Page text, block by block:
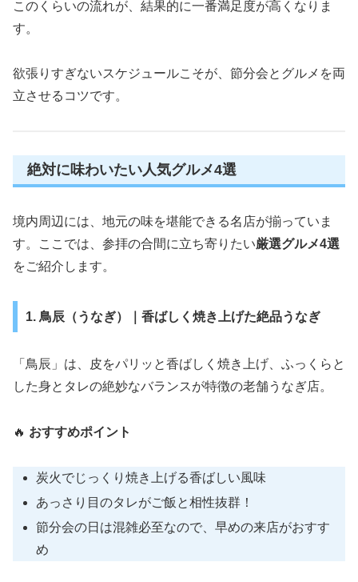
このくらいの流れが、結果的に一番満足度が高くなりま
す。
欲張りすぎないスケジュールこそが、節分会とグルメを両
立させるコツです。
絶対に味わいたい人気グルメ4選
境内周辺には、地元の味を堪能できる名店が揃っていま
す。ここでは、参拝の合間に立ち寄りたい厳選グルメ4選
をご紹介します。
1. 鳥辰（うなぎ）｜香ばしく焼き上げた絶品うなぎ
「鳥辰」は、皮をパリッと香ばしく焼き上げ、ふっくらと
した身とタレの絶妙なバランスが特徴の老舗うなぎ店。
🔥 おすすめポイント
炭火でじっくり焼き上げる香ばしい風味
あっさり目のタレがご飯と相性抜群！
節分会の日は混雑必至なので、早めの来店がおすす
め